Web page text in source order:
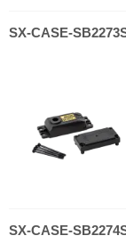
SX-CASE-
SX-CASE-